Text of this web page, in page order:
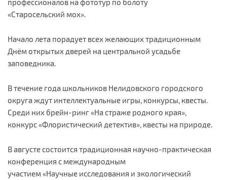
профессионалов на фототур по болоту
«Старосельский мох».
Начало лета порадует всех желающих традиционным
Днём открытых дверей на центральной усадьбе
заповедника.
В течение года школьников Нелидовского городского
округа ждут интеллектуальные игры, конкурсы, квесты.
Среди них брейн-ринг «На страже родного края»,
конкурс «Флористический детектив», квесты на природе.
В августе состоится традиционная научно-практическая
конференция с международным
участием «Научные исследования и экологический